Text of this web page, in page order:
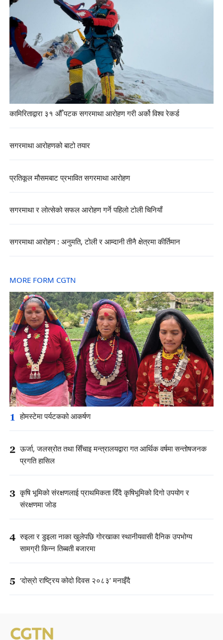
कामिरिताद्वारा ३१ औँ पटक सगरमाथा आरोहण गरी अर्को विश्व रेकर्ड
सगरमाथा आरोहणको बाटो तयार
प्रतिकूल मौसमबाट प्रभावित सगरमाथा आरोहण
सगरमाथा र लोत्सेको सफल आरोहण गर्ने पहिलो टोली चिनियाँ
सगरमाथा आरोहण : अनुमति, टोली र आम्दानी तीनै क्षेत्रमा कीर्तिमान
MORE FORM CGTN
1 होमस्टेमा पर्यटकको आकर्षण
2 ऊर्जा, जलस्रोत तथा सिँचाइ मन्त्रालयद्वारा गत आर्थिक वर्षमा सन्तोषजनक
प्रगति हासिल
3 कृषि भूमिको संरक्षणलाई प्राथमिकता दिँदै कृषिभूमिको दिगो उपयोग र
संरक्षणमा जोड
4 रुइला र डुइला नाका खुलेपछि गोरखाका स्थानीयवासी दैनिक उपभोग्य
सामग्री किन्न तिब्बती बजारमा
5 ‘दोस्रो राष्ट्रिय कोदो दिवस २०८३’ मनाइँदै